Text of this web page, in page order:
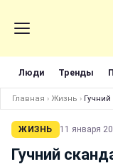
Люди Тренды
Главная › Жизнь ›
ЖИЗНЬ 11 января
Гучний